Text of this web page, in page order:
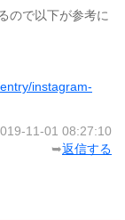
ので以下が参考に
instagram-
11-01 08:27:10
➥返信する